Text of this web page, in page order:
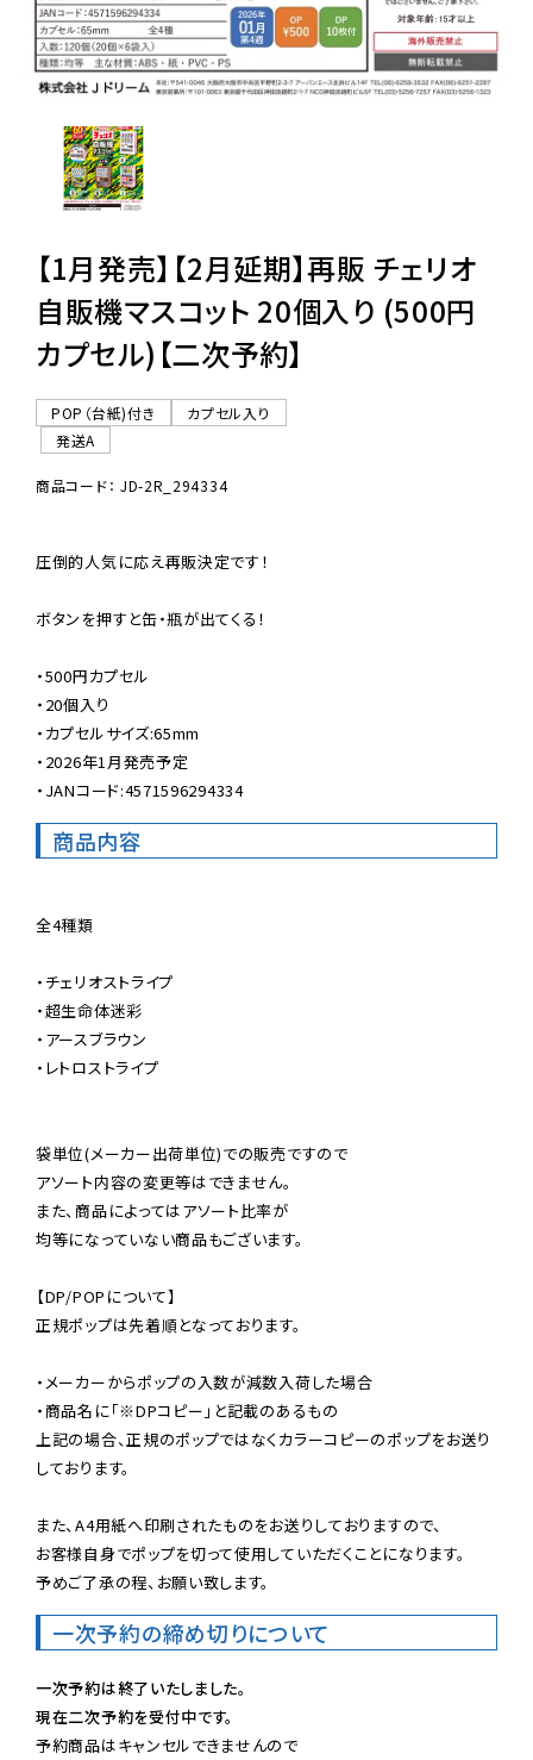
ご利用ガイド
06-6282-7659
【1月発売】【2月延期】再販 チェリオ
自販機マスコット 20個入り (500円
カプセル)【二次予約】
POP（台紙)付き
カプセル入り
発送A
商品コード： JD-2R_294334
圧倒的人気に応え再販決定です！
ボタンを押すと缶・瓶が出てくる！
・500円カプセル
・20個入り
・カプセルサイズ:65mm
・2026年1月発売予定
・JANコード:4571596294334
商品内容
全4種類
・チェリオストライプ
・超生命体迷彩
・アースブラウン
・レトロストライプ
袋単位(メーカー出荷単位)での販売ですので
アソート内容の変更等はできません。
また、商品によってはアソート比率が
均等になっていない商品もございます。
【DP/POPについて】
正規ポップは先着順となっております。
・メーカーからポップの入数が減数入荷した場合
・商品名に「※DPコピー」と記載のあるもの
上記の場合、正規のポップではなくカラーコピーのポップをお送り
しております。
また、A4用紙へ印刷されたものをお送りしておりますので、
お客様自身でポップを切って使用していただくことになります。
予めご了承の程、お願い致します。
一次予約の締め切りについて
一次予約は終了いたしました。
現在二次予約を受付中です。
予約商品はキャンセルできませんので